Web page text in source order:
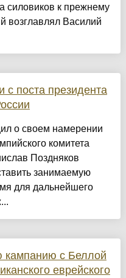
силовиков к прежнему
возглавлял Василий
с поста президента
о своем намерении
комитета
Поздняков
занимаемую
для дальнейшего
кампанию с Беллой
еврейского